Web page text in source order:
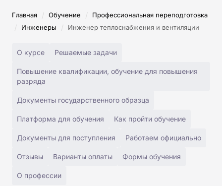
Главная / Обучение / Профессиональная переподготовка
/ Инженеры / Инженер теплоснабжения и вентиляции
О курсе Решаемые задачи
Повышение квалификации, обучение для повышения
разряда
Документы государственного образца
Платформа для обучения Как пройти обучение
Документы для поступления Работаем официально
Отзывы Варианты оплаты Формы обучения
О профессии